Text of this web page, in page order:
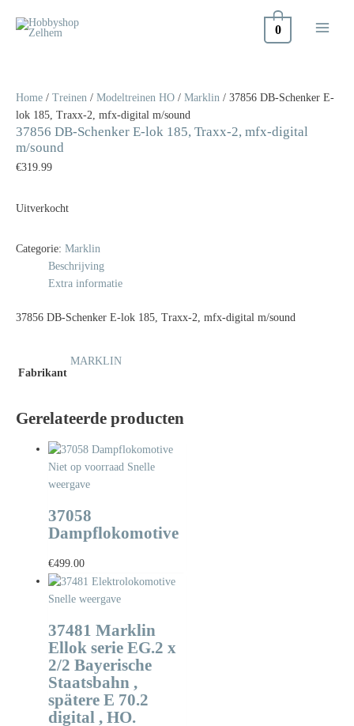
naar
0
Home / Treinen / Modeltreinen HO / Marklin / 37856 DB-Schenker E-
lok 185, Traxx-2, mfx-digital m/sound
37856 DB-Schenker E-lok 185, Traxx-2, mfx-digital
m/sound
€319.99
Uitverkocht
Categorie: Marklin
Beschrijving
Extra informatie
37856 DB-Schenker E-lok 185, Traxx-2, mfx-digital m/sound
Fabrikant
MARKLIN
Gerelateerde producten
Niet op voorraad Snelle
weergave
37058
Dampflokomotive
€499.00
Snelle weergave
37481 Marklin
Ellok serie EG.2 x
2/2 Bayerische
Staatsbahn ,
spätere E 70.2
digital , HO.